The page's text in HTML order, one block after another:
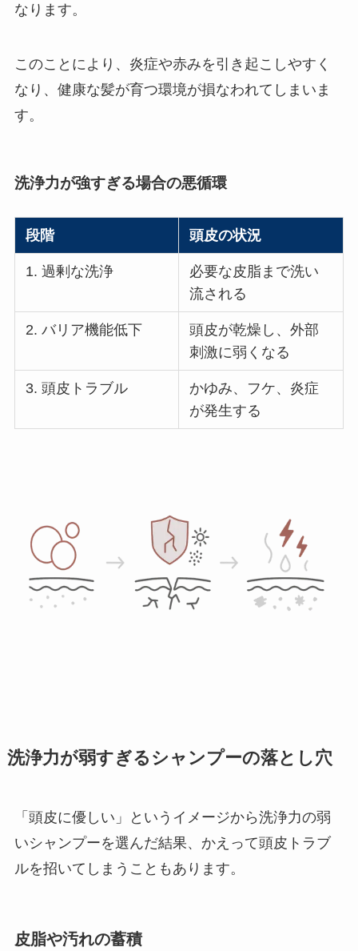
なります。
このことにより、炎症や赤みを引き起こしやすく
なり、健康な髪が育つ環境が損なわれてしまいま
す。
洗浄力が強すぎる場合の悪循環
段階 頭皮の状況
1. 過剰な洗浄
必要な皮脂まで洗い
流される
2. バリア機能低下
頭皮が乾燥し、外部
刺激に弱くなる
3. 頭皮トラブル
かゆみ、フケ、炎症
が発生する
洗浄力が弱すぎるシャンプーの落とし穴
「頭皮に優しい」というイメージから洗浄力の弱
いシャンプーを選んだ結果、かえって頭皮トラブ
ルを招いてしまうこともあります。
皮脂や汚れの蓄積